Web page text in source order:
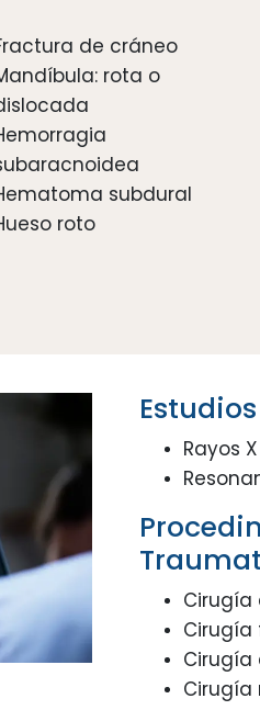
de cráneo
rota o
subdural
roto
Rayos X
Cirugía
Cirugía
Cirugía
Cirugía